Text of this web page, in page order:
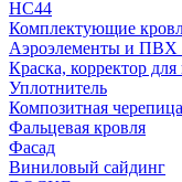
НС44
Комплектующие
Аэроэлементы и ПВХ
Краска, корректор для
Уплотнитель
Композитная черепица
Фальцевая кровля
Фасад
Виниловый сайдинг